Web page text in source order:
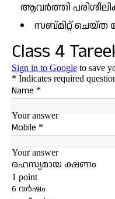
ആവർത്തി
സബ്മിറ്റ് ചെയ്ത